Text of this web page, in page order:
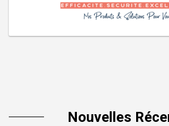
Nouvelles